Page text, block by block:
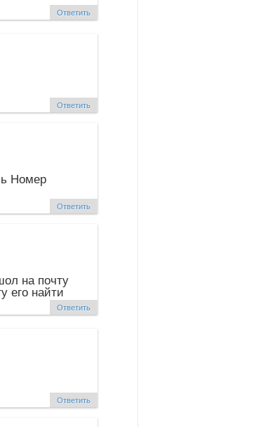
Ответить
Ответить
Номер
Ответить
на почту
его найти
Ответить
Ответить